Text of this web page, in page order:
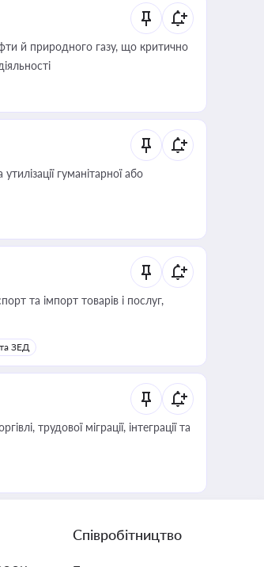
й природного газу, що критично
гуманітарної або
та імпорт товарів і послуг,
ЗЕД
Співробітництво